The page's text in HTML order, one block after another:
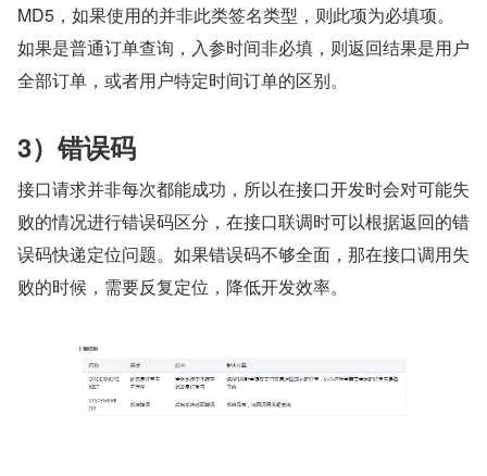
MD5，如果使用的并非此类签名类型，则此项为必填项。
如果是普通订单查询，入参时间非必填，则返回结果是用户
全部订单，或者用户特定时间订单的区别。
3）错误码
接口请求并非每次都能成功，所以在接口开发时会对可能失
败的情况进行错误码区分，在接口联调时可以根据返回的错
误码快递定位问题。如果错误码不够全面，那在接口调用失
败的时候，需要反复定位，降低开发效率。